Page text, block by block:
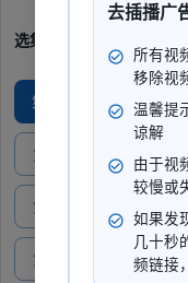
选集
第1集 第2集
第6集 第7集
第11集
第16集 第17集
去插播广
所有视
移除视
温馨提
谅解
由于视
较慢或
如果发
几十秒
频链接